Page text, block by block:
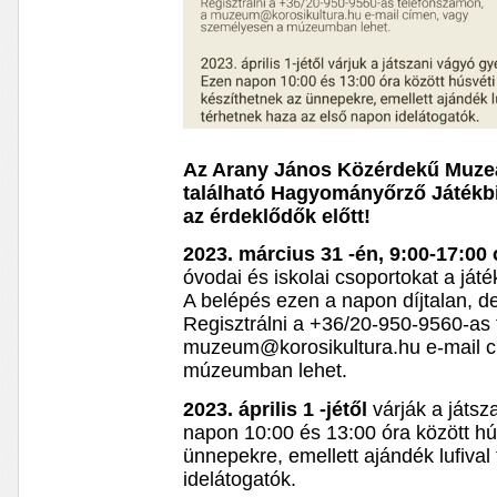
Az Arany János Közérdekű
található Hagyományőrző
az érdeklődők előtt!
2023. március 31 -én, 9:00-17:00
óvodai és iskolai csoportokat a
A belépés ezen a napon díjtalan,
Regisztrálni a +36/20-950-9560-
muzeum@korosikultura.hu e-mail
múzeumban lehet.
2023. április 1 -jétől várják a
napon 10:00 és 13:00 óra között
ünnepekre, emellett ajándék
idelátogatók.